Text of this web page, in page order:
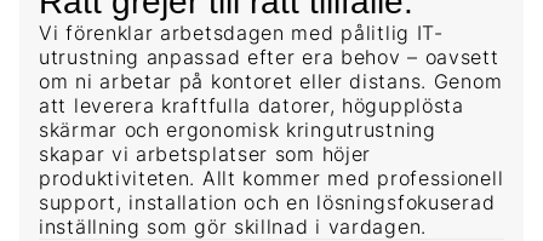
Vi förenklar arbetsdagen med pålitlig IT-
utrustning anpassad efter era behov – oavsett
om ni arbetar på kontoret eller distans. Genom
att leverera kraftfulla datorer, högupplösta
skärmar och ergonomisk kringutrustning
skapar vi arbetsplatser som höjer
produktiviteten. Allt kommer med professionell
support, installation och en lösningsfokuserad
inställning som gör skillnad i vardagen.